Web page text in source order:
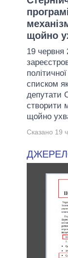
щойно
19 червня
списком
депутати
створити
щойно
Сказано 19